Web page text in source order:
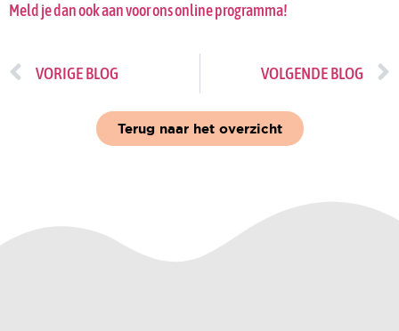
Meld je dan ook aan voor ons online programma!
VORIGE BLOG VOLGENDE BLOG
Terug naar het overzicht